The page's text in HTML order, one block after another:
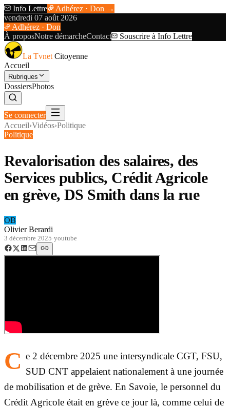
Info Lettre
Adhérez · Don →
vendredi 07 août 2026
Adhérez · Don
À proposNotre démarcheContact Souscrire à Info Lettre
La Tvnet Citoyenne
Accueil
Rubriques
DossiersPhotos
Se connecter
Accueil›Vidéos›Politique
Politique
Revalorisation des salaires, des
Services publics, Crédit Agricole
en grève, DS Smith dans la rue
OB
Olivier Berardi
3 décembre 2025·youtube
C e 2 décembre 2025 une intersyndicale CGT, FSU,
SUD CNT appelaient nationalement à une journée
de mobilisation et de grève. En Savoie, le personnel du
Crédit Agricole était en grève ce jour là, comme celui de